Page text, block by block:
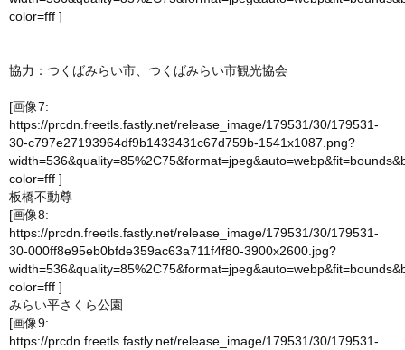
color=fff ]
協力：つくばみらい市、つくばみらい市観光協会
[画像7:
https://prcdn.freetls.fastly.net/release_image/179531/30/179531-
30-c797e27193964df9b1433431c67d759b-1541x1087.png?
color=fff ]
板橋不動尊
[画像8:
https://prcdn.freetls.fastly.net/release_image/179531/30/179531-
30-000ff8e95eb0bfde359ac63a711f4f80-3900x2600.jpg?
color=fff ]
みらい平さくら公園
[画像9:
https://prcdn.freetls.fastly.net/release_image/179531/30/179531-